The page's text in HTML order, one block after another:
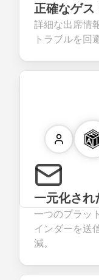
正確なゲス
詳細な出席情
トラブルを回
一元化され
一つのプラッ
インダーを送
減。